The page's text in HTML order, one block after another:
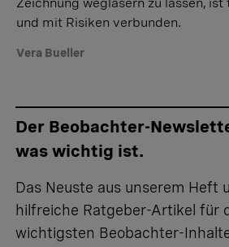
und mit Risiken verbunden.
Vera Bueller
Der Beobachter-
was wichtig ist.
Das Neuste aus unserem Heft
hilfreiche Ratgeber-Artikel für
wichtigsten Beobachter-